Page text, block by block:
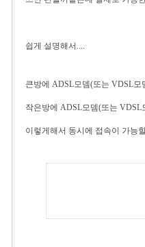
쉽게 설명해서....
큰방에 ADSL모뎀(또는 VDSL모
작은방에 ADSL모뎀(또는 VDSL
이렇게해서 동시에 접속이 가능